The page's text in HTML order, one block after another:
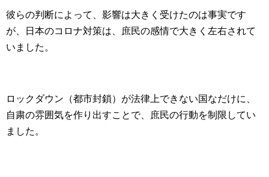
彼らの判断によって、影響は大きく受けたのは事実です
が、日本のコロナ対策は、庶民の感情で大きく左右されて
いました。
ロックダウン（都市封鎖）が法律上できない国なだけに、
自粛の雰囲気を作り出すことで、庶民の行動を制限してい
ました。